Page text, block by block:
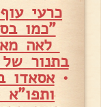
כרעי
"כמו
לאה
בתנור
•אסאדו
ותפו"א